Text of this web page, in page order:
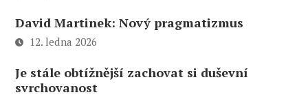
David Martinek: Nový pragmatizmus
12. ledna 2026
Je stále obtížnější zachovat si duševní
svrchovanost